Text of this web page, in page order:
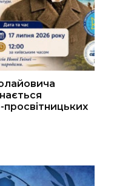
просвітницьких